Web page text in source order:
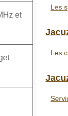
et
Les
Les